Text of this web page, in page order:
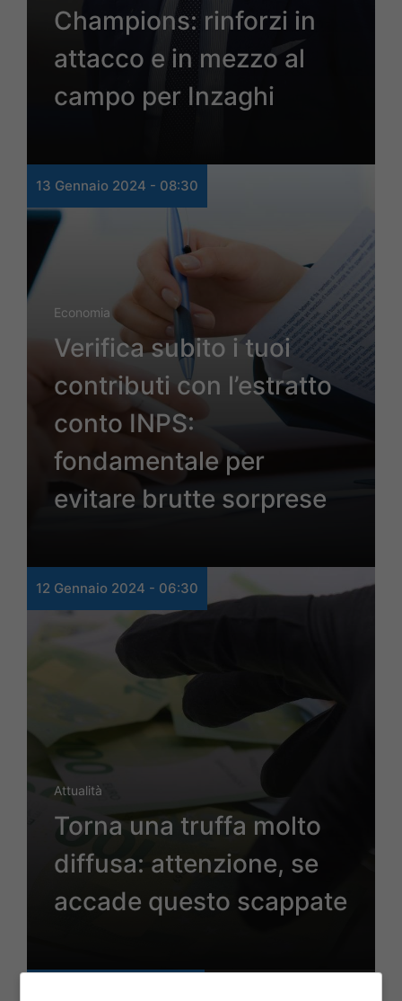
Champions: rinforzi in
attacco e in mezzo al
campo per Inzaghi
13 Gennaio 2024 - 08:30
Economia
Verifica subito i tuoi
contributi con l’estratto
conto INPS:
fondamentale per
evitare brutte sorprese
12 Gennaio 2024 - 06:30
Attualità
Torna una truffa molto
diffusa: attenzione, se
accade questo scappate